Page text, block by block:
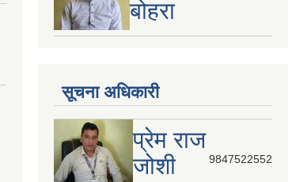
बोहरा
सूचना अधिकारी
प्रेम राज
जोशी
9847522552